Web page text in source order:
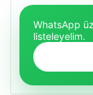
WhatsApp
listeleyelim.